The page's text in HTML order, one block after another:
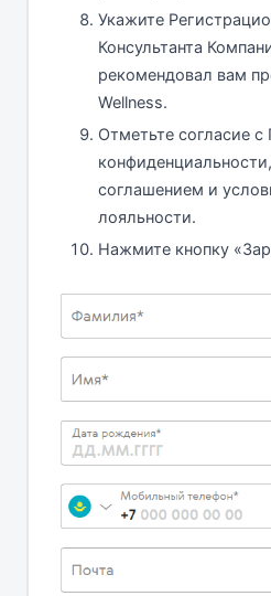
Укажите
Консультанта
рекомендовал вам
Wellness.
Отметьте согласие с
соглашением и
лояльности.
Нажмите кнопку